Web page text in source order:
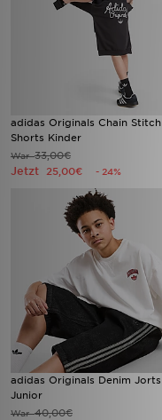
adidas Originals Chain Stitch
Shorts Kinder
War33,00€
Jetzt 25,00€ - 24%
adidas Originals Denim Jorts
Junior
War40,00€